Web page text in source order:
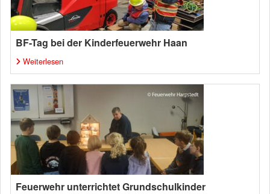
BF-Tag bei der Kinderfeuerwehr Haan
Weiterlesen
Feuerwehr unterrichtet Grundschulkinder